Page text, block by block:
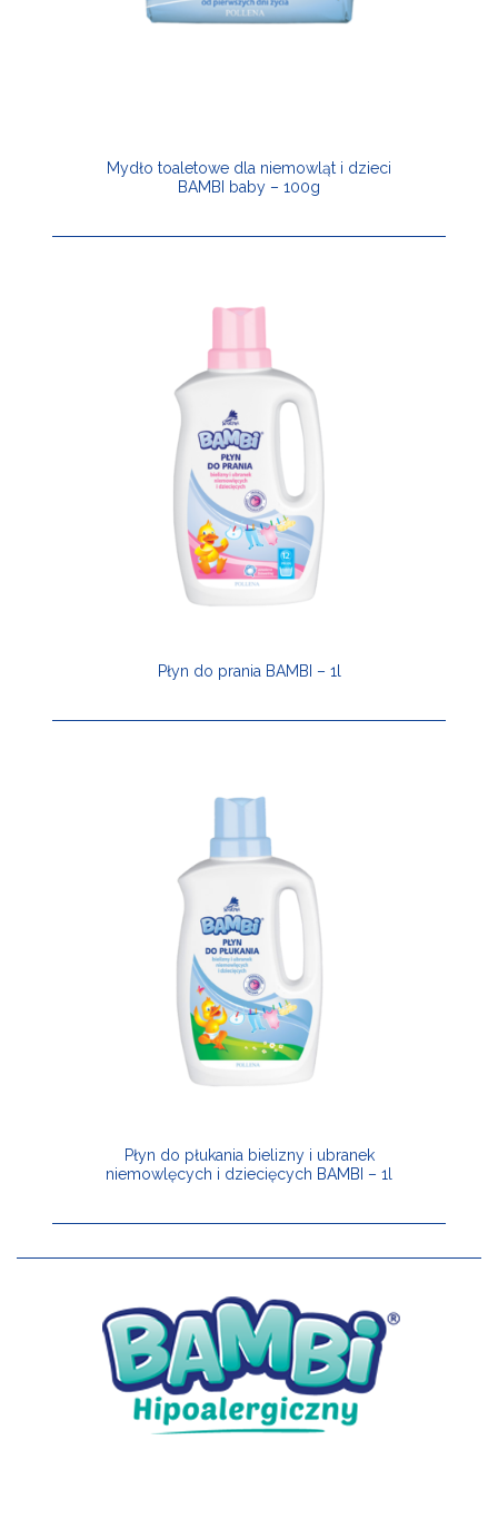
Mydło toaletowe dla niemowląt i dzieci
BAMBI baby – 100g
Płyn do prania BAMBI – 1l
Płyn do płukania bielizny i ubranek
niemowlęcych i dziecięcych BAMBI – 1l